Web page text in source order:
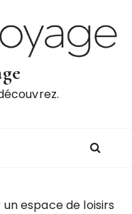
espace de loisirs